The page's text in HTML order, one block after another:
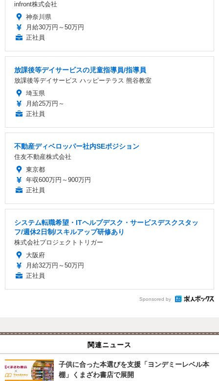
infront株式会社
神奈川県
月給30万円～50万円
正社員
放課後等デイサービスの児童指導員/指導員
放課後等デイサービス ハッピーテラス 熊谷教室
埼玉県
月給25万円～
正社員
不動産ディベロッパー社内SEポジション
住友不動産株式会社
東京都
年収600万円～900万円
正社員
システム転職希望・ITヘルプデスク・サービスデスクスタッ
フ/週休2日制/スキルアップ研修あり
株式会社プロジェクトトリガー
大阪府
月給32万円～50万円
正社員
Sponsored by
関連ニュース
子供に合った本選びを支援「ヨンデミーレベル本
棚」くまざわ書店で展開